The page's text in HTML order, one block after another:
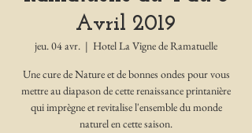
Avril 2019
jeu. 04 avr.
  |
Hotel La Vigne de Ramatuelle
Une cure de Nature et de bonnes ondes pour vous
mettre au diapason de cette renaissance printanière
qui imprègne et revitalise l'ensemble du monde
naturel en cette saison.